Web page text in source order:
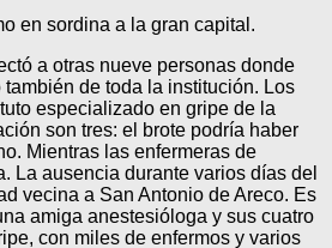
en sordina a la gran capital.
a otras nueve personas donde
de toda la institución. Los
especializado en gripe de la
son tres: el brote podría haber
Mientras las enfermeras de
La ausencia durante varios días del
vecina a San Antonio de Areco. Es
amiga anestesióloga y sus cuatro
con miles de enfermos y varios